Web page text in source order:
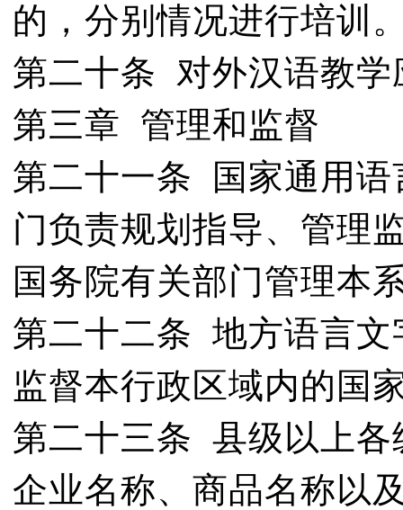
的，分别情况进行培训
第二十条 对外汉语教
第三章 管理和监督
第二十一条 国家通用语
门负责规划指导、管理
国务院有关部门管理本
第二十二条 地方语言文
监督本行政区域内的国
第二十三条 县级以上各
企业名称、商品名称以